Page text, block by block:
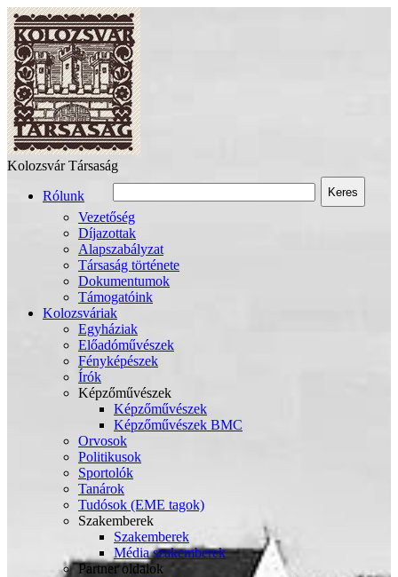
Kolozsvár Társaság
Keres
Rólunk
Vezetőség
Díjazottak
Alapszabályzat
Társaság története
Dokumentumok
Támogatóink
Kolozsváriak
Egyháziak
Előadóművészek
Fényképészek
Írók
Képzőművészek
Képzőművészek
Képzőművészek BMC
Orvosok
Politikusok
Sportolók
Tanárok
Tudósok (EME tagok)
Szakemberek
Szakemberek
Média szakemberek
Partner oldalok